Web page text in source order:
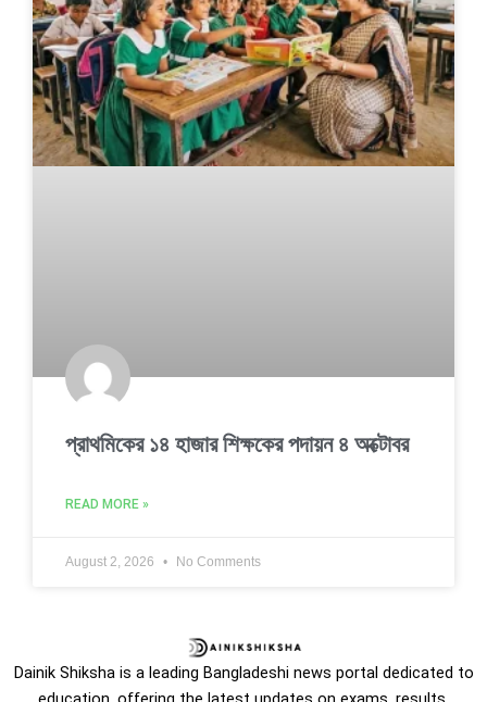
প্রাথমিকের ১৪ হাজার শিক্ষকের পদায়ন ৪ অক্টোবর
READ MORE »
August 2, 2026 No Comments
Dainik Shiksha is a leading Bangladeshi news portal dedicated to